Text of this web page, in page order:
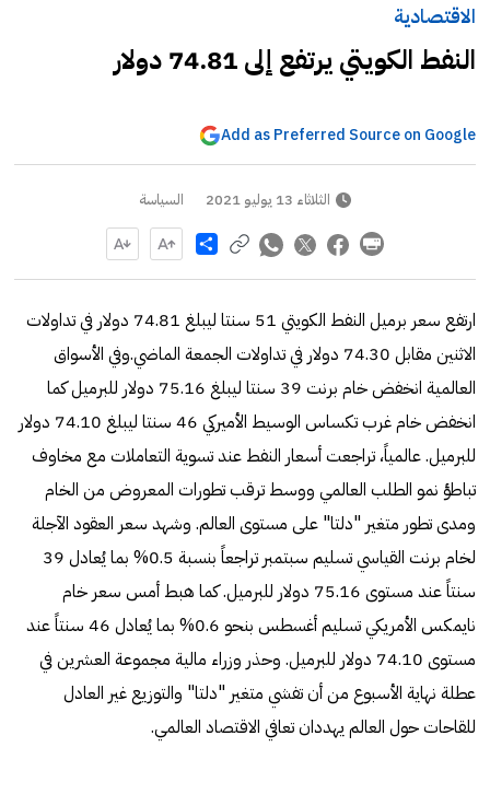
الاقتصادية
النفط الكويتي يرتفع إلى 74.81 دولار
Add as Preferred Source on Google
الثلاثاء 13 يوليو 2021 السياسة
Share
ارتفع سعر برميل النفط الكويتي 51 سنتا ليبلغ 74.81 دولار في تداولات
الاثنين مقابل 74.30 دولار في تداولات الجمعة الماضي.وفي الأسواق
العالمية انخفض خام برنت 39 سنتا ليبلغ 75.16 دولار للبرميل كما
انخفض خام غرب تكساس الوسيط الأميركي 46 سنتا ليبلغ 74.10 دولار
للبرميل. عالمياً، تراجعت أسعار النفط عند تسوية التعاملات مع مخاوف
تباطؤ نمو الطلب العالمي ووسط ترقب تطورات المعروض من الخام
ومدى تطور متغير "دلتا" على مستوى العالم. وشهد سعر العقود الآجلة
لخام برنت القياسي تسليم سبتمبر تراجعاً بنسبة 0.5% بما يُعادل 39
سنتاً عند مستوى 75.16 دولار للبرميل. كما هبط أمس سعر خام
نايمكس الأمريكي تسليم أغسطس بنحو 0.6% بما يُعادل 46 سنتاً عند
مستوى 74.10 دولار للبرميل. وحذر وزراء مالية مجموعة العشرين في
عطلة نهاية الأسبوع من أن تفشي متغير "دلتا" والتوزيع غير العادل
للقاحات حول العالم يهددان تعافي الاقتصاد العالمي.